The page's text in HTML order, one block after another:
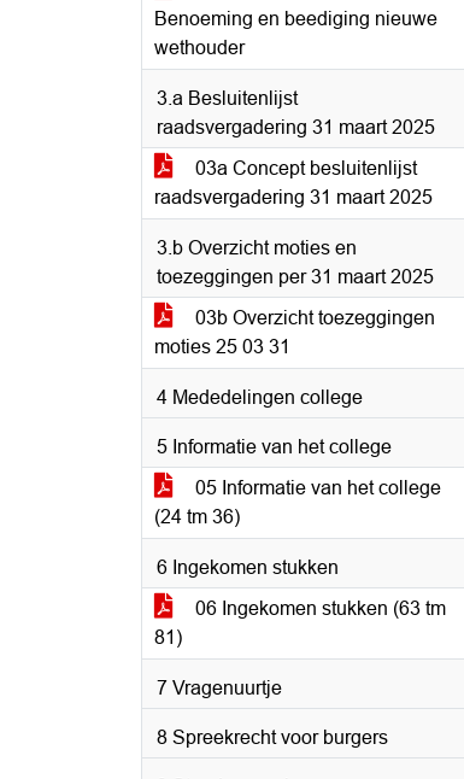
Benoeming en beediging nieuwe
wethouder
3.a Besluitenlijst
raadsvergadering 31 maart 2025
03a Concept besluitenlijst
raadsvergadering 31 maart 2025
3.b Overzicht moties en
toezeggingen per 31 maart 2025
03b Overzicht toezeggingen
moties 25 03 31
4 Mededelingen college
5 Informatie van het college
05 Informatie van het college
(24 tm 36)
6 Ingekomen stukken
06 Ingekomen stukken (63 tm
81)
7 Vragenuurtje
8 Spreekrecht voor burgers